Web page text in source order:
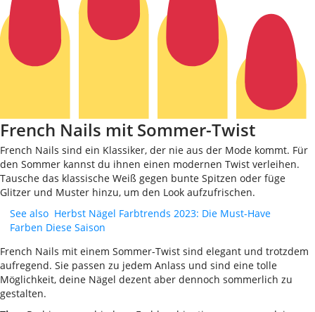
French Nails mit Sommer-Twist
French Nails sind ein Klassiker, der nie aus der Mode kommt. Für
den Sommer kannst du ihnen einen modernen Twist verleihen.
Tausche das klassische Weiß gegen bunte Spitzen oder füge
Glitzer und Muster hinzu, um den Look aufzufrischen.
See also Herbst Nägel Farbtrends 2023: Die Must-Have
Farben Diese Saison
French Nails mit einem Sommer-Twist sind elegant und trotzdem
aufregend. Sie passen zu jedem Anlass und sind eine tolle
Möglichkeit, deine Nägel dezent aber dennoch sommerlich zu
gestalten.